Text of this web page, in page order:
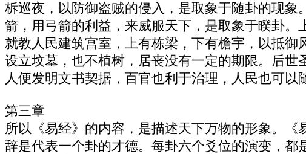
柝巡夜，以防御盗贼的侵入，是取象于随卦的现
箭，用弓箭的利益，来威服天下，是取象于睽卦。
就教人民建筑宫室，上有栋梁，下有檐宇，以抵
设立坟墓，也不植树，居丧没有一定的期限。后
人便发明文书契据，百官也利于治理，人民也可以
第三章
所以《易经》的内容，是描述天下万物的形象。
辞是代表一个卦的才德。每卦六个爻位的演变，都